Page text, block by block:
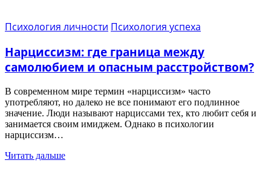
Психология личности Психология успеха
Нарциссизм: где граница между
самолюбием и опасным расстройством?
В современном мире термин «нарциссизм» часто
употребляют, но далеко не все понимают его подлинное
значение. Люди называют нарциссами тех, кто любит себя и
занимается своим имиджем. Однако в психологии
нарциссизм…
Читать дальше